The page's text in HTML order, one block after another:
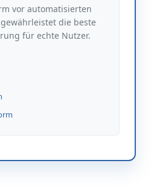
vor automatisierten
die beste
für echte Nutzer.